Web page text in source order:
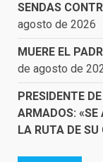
SENDAS
agosto de 2026
MUERE EL
de agosto de
PRESIDENTE
ARMADOS: «SE
LA RUTA DE SU